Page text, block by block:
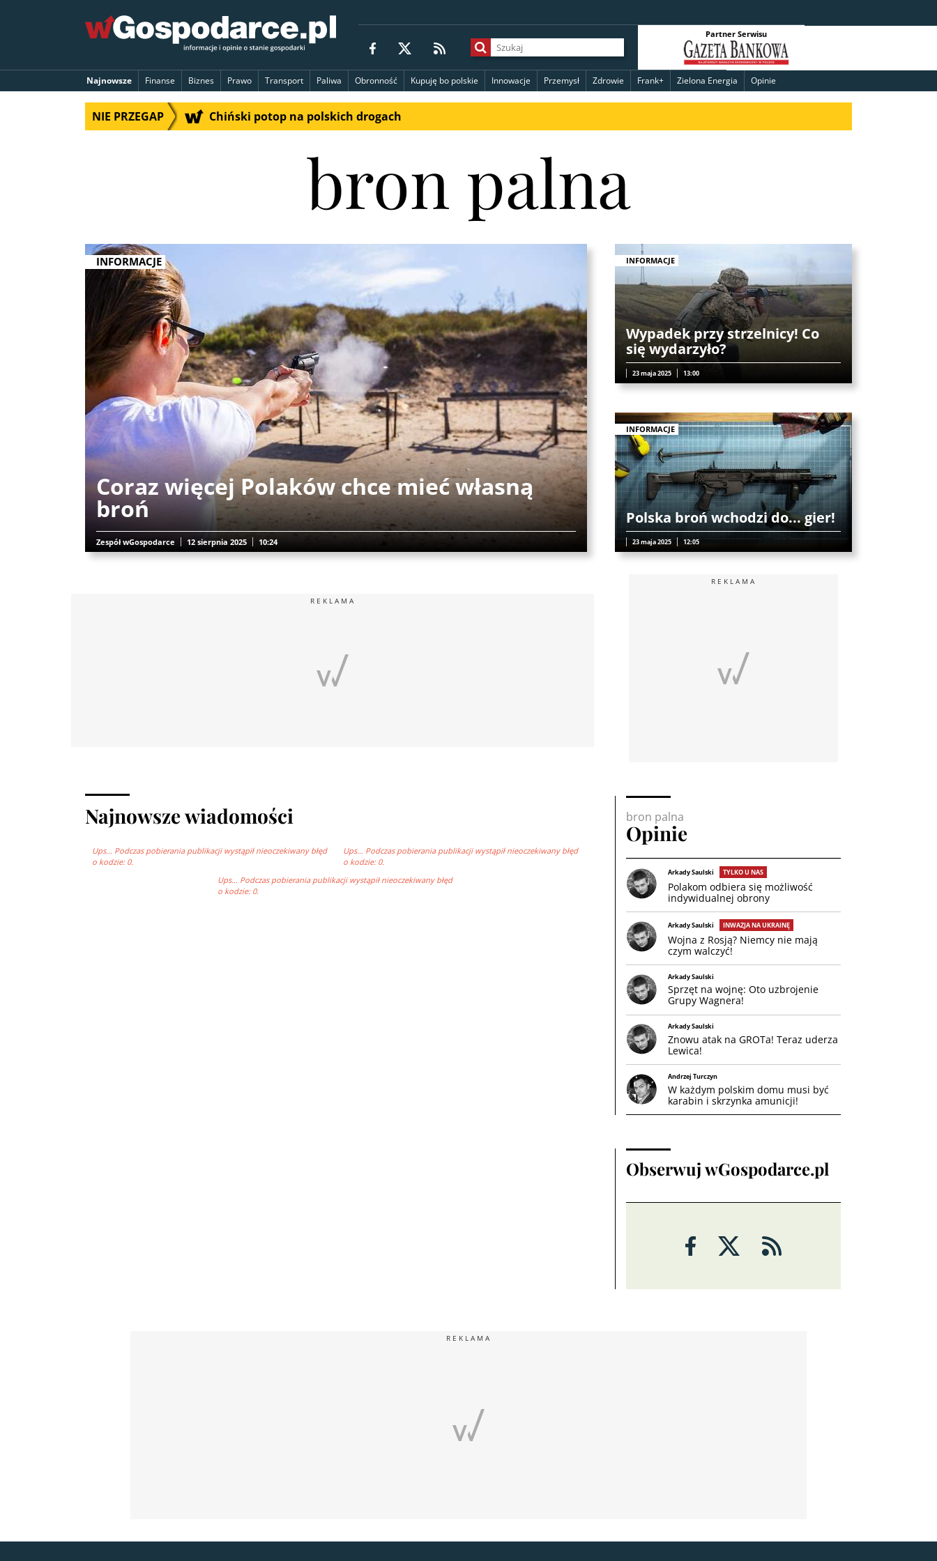
Partner Serwisu
Najnowsze Finanse Biznes Prawo Transport Paliwa Obronność Kupuję bo polskie Innowacje Przemysł Zdrowie Frank+ Zielona Energia Opinie
NIE PRZEGAP Chiński potop na polskich drogach
bron palna
INFORMACJE
Coraz więcej Polaków chce mieć własną
broń
Zespół wGospodarce 12 sierpnia 2025 10:24
INFORMACJE
Wypadek przy strzelnicy! Co
się wydarzyło?
23 maja 2025 13:00
INFORMACJE
Polska broń wchodzi do... gier!
23 maja 2025 12:05
REKLAMA
Najnowsze wiadomości
Ups… Podczas pobierania publikacji wystąpił nieoczekiwany błęd
o kodzie: 0.
Ups… Podczas pobierania publikacji wystąpił nieoczekiwany błęd
o kodzie: 0.
Ups… Podczas pobierania publikacji wystąpił nieoczekiwany błęd
o kodzie: 0.
REKLAMA
bron palna
Opinie
Arkady Saulski TYLKO U NAS
Polakom odbiera się możliwość
indywidualnej obrony
Arkady Saulski INWAZJA NA UKRAINĘ
Wojna z Rosją? Niemcy nie mają
czym walczyć!
Arkady Saulski
Sprzęt na wojnę: Oto uzbrojenie
Grupy Wagnera!
Arkady Saulski
Znowu atak na GROTa! Teraz uderza
Lewica!
Andrzej Turczyn
W każdym polskim domu musi być
karabin i skrzynka amunicji!
Obserwuj wGospodarce.pl
REKLAMA